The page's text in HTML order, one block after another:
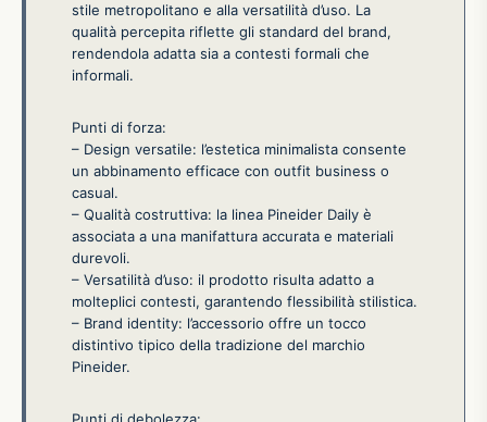
stile metropolitano e alla versatilità d’uso. La
qualità percepita riflette gli standard del brand,
rendendola adatta sia a contesti formali che
informali.
Punti di forza:
– Design versatile: l’estetica minimalista consente
un abbinamento efficace con outfit business o
casual.
– Qualità costruttiva: la linea Pineider Daily è
associata a una manifattura accurata e materiali
durevoli.
– Versatilità d’uso: il prodotto risulta adatto a
molteplici contesti, garantendo flessibilità stilistica.
– Brand identity: l’accessorio offre un tocco
distintivo tipico della tradizione del marchio
Pineider.
Punti di debolezza: